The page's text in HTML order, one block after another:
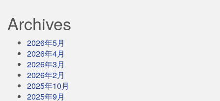
Archives
2026年5月
2026年4月
2026年3月
2026年2月
2025年10月
2025年9月